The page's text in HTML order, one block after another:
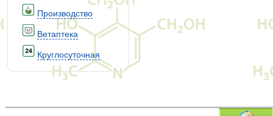
Производство
Ветаптека
Круглосуточная